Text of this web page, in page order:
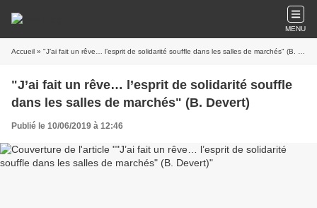
MENU
Accueil » "J’ai fait un rêve… l’esprit de solidarité souffle dans les salles de marchés" (B. Devert)
"J’ai fait un rêve… l’esprit de solidarité souffle
dans les salles de marchés" (B. Devert)
Publié le 10/06/2019 à 12:46